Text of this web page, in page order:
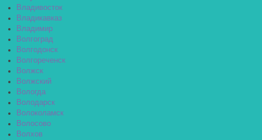
Владивосток
Владикавказ
Владимир
Волгоград
Волгодонск
Волгореченск
Волжск
Волжский
Вологда
Володарск
Волоколамск
Волосово
Волхов